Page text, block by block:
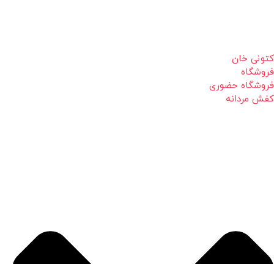
کتونی خان
فروشگاه
فروشگاه حضوری
کفش مردانه